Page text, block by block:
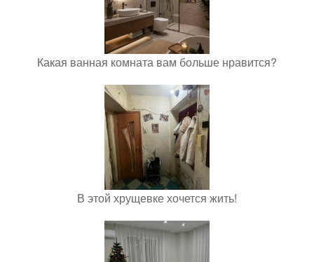
Какая ванная комната вам больше нравится?
В этой хрущевке хочется жить!